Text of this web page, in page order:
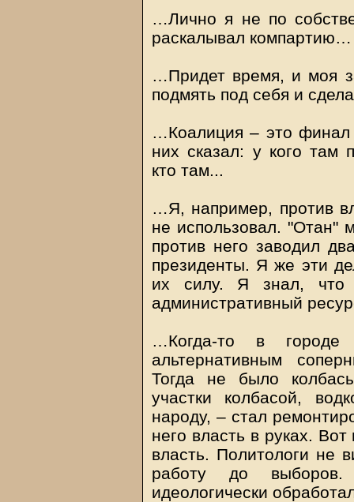
…Лично я не по
раскалывал компартию…
…Придет время, и моя
подмять под себя и
…Коалиция – это финал
них сказал: у кого там
кто там...
…Я, например, против
не использовал. "Отан"
против него заводил
президенты. Я же эти
их силу. Я знал,
административный
…Когда-то в
альтернативным
Тогда не было
участки колбасой,
народу, – стал
него власть в руках.
власть. Политологи не
работу до
идеологически